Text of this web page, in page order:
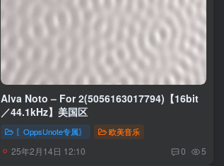
Alva Noto – For 2(5056163017794)【16bit
／44.1kHz】美国区
〖OppsUnote专属〗 欧美音乐
25年2月14日 12:10 0 5